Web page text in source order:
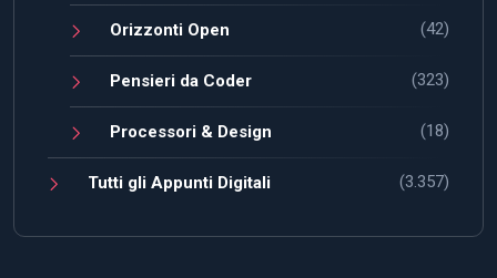
Orizzonti Open (42)
Pensieri da Coder (323)
Processori & Design (18)
Tutti gli Appunti Digitali (3.357)